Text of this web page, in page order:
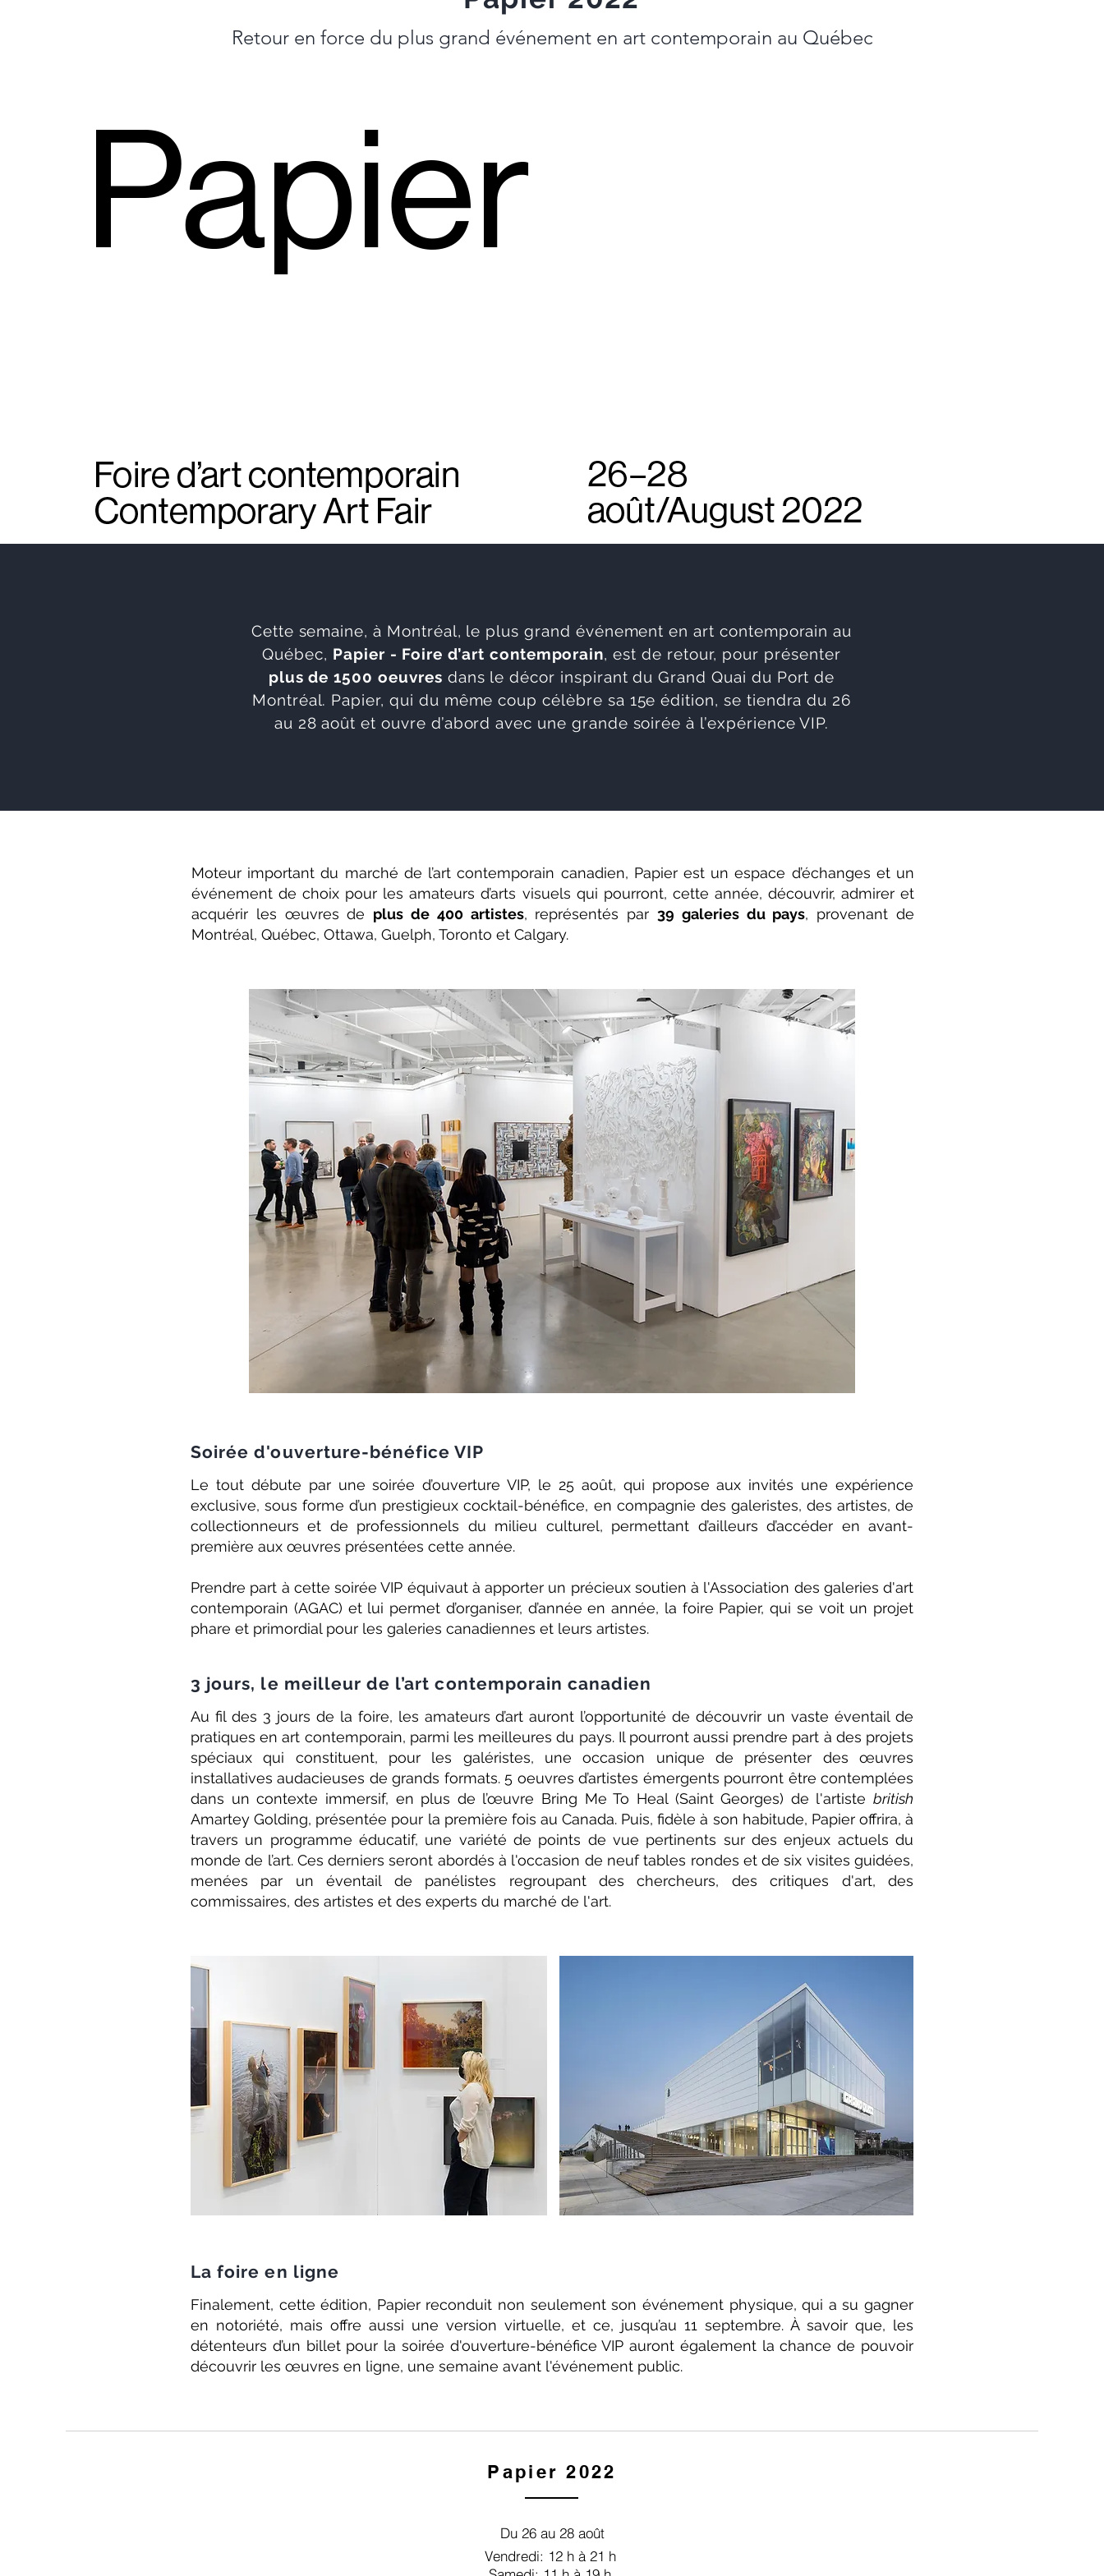
Retour en force du plus grand événement en art contemporain au Québec
Cette semaine, à Montréal, le plus grand événement en art contemporain au
Québec, Papier - Foire d’art contemporain, est de retour, pour présenter
plus de 1500 oeuvres dans le décor inspirant du Grand Quai du Port de
Montréal. Papier, qui du même coup célèbre sa 15e édition, se tiendra du 26
au 28 août et ouvre d’abord avec une grande soirée à l’expérience VIP.
Moteur important du marché de l’art contemporain canadien, Papier est un espace d’échanges et un
événement de choix pour les amateurs d’arts visuels qui pourront, cette année, découvrir, admirer et
acquérir les œuvres de plus de 400 artistes, représentés par39 galeries du pays, provenant de
Montréal, Québec, Ottawa, Guelph, Toronto et Calgary.
Soirée d'ouverture-bénéfice VIP
Le tout débute par une soirée d’ouverture VIP, le 25 août, qui propose aux invités une expérience
exclusive, sous forme d’un prestigieux cocktail-bénéfice, en compagnie des galeristes, des artistes, de
collectionneurs et de professionnels du milieu culturel, permettant d’ailleurs d’accéder en avant-
première aux œuvres présentées cette année.
Prendre part à cette soirée VIP équivaut à apporter un précieux soutien à l'Association des galeries d'art
contemporain (AGAC) et lui permet d’organiser, d’année en année, la foire Papier, qui se voit un projet
phare et primordial pour les galeries canadiennes et leurs artistes.
3 jours, le meilleur de l’art contemporain canadien
Au fil des 3 jours de la foire, les amateurs d’art auront l’opportunité de découvrir un vaste éventail de
pratiques en art contemporain, parmi les meilleures du pays. Il pourront aussi prendre part à des projets
spéciaux qui constituent, pour les galéristes, une occasion unique de présenter des œuvres
installatives audacieuses de grands formats. 5 oeuvres d’artistes émergents pourront être contemplées
dans un contexte immersif, en plus de l’œuvre Bring Me To Heal (Saint Georges) de l'artiste british
Amartey Golding, présentée pour la première fois au Canada. Puis, fidèle à son habitude, Papier offrira, à
travers un programme éducatif, une variété de points de vue pertinents sur des enjeux actuels du
monde de l’art. Ces derniers seront abordés à l'occasion de neuf tables rondes et de six visites guidées,
menées par un éventail de panélistes regroupant des chercheurs, des critiques d'art, des
commissaires, des artistes et des experts du marché de l'art.
La foire en ligne
Finalement, cette édition, Papier reconduit non seulement son événement physique, qui a su gagner
en notoriété, mais offre aussi une version virtuelle, et ce, jusqu’au 11 septembre. À savoir que, les
détenteurs d’un billet pour la soirée d'ouverture-bénéfice VIP auront également la chance de pouvoir
découvrir les œuvres en ligne, une semaine avant l'événement public.
Papier 2022
Du 26 au 28 août
Vendredi: 12 h à 21 h